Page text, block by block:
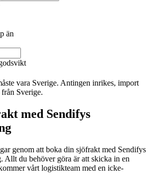
än
vara Sverige. Antingen inrikes, import
Sverige.
med Sendifys
genom att boka din sjöfrakt med Sendifys
Allt du behöver göra är att skicka in en
vårt logistikteam med en icke-